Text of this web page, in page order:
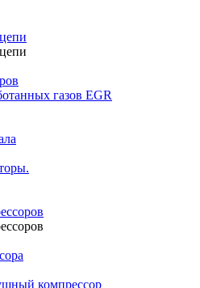
газов EGR
компрессор